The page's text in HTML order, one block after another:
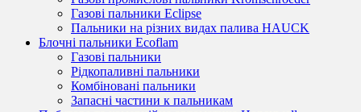
Газові пальники Eclipse
Пальники на різних видах палива HAUCK
Блочні пальники Ecoflam
Газові пальники
Рідкопаливні пальники
Комбіновані пальники
Запасні частини к пальникам